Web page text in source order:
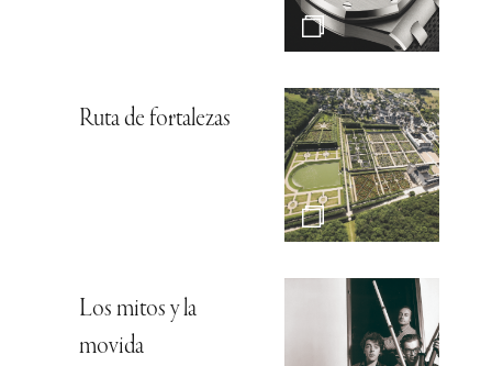
Ruta de fortalezas
Los mitos y la
movida